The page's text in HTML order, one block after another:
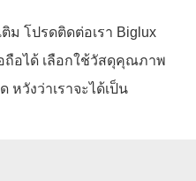
ม โปรดติดต่อเรา Biglux
ถือได้ เลือกใช้วัสดุคุณภาพ
หวังว่าเราจะได้เป็น